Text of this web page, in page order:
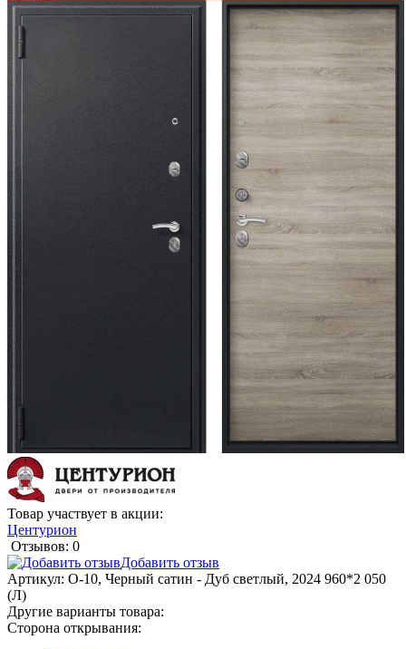
Товар участвует в акции:
Центурион
Отзывов: 0
Добавить отзыв
Артикул: О-10, Черный сатин - Дуб светлый, 2024 960*2 050
(Л)
Другие варианты товара:
Сторона открывания: